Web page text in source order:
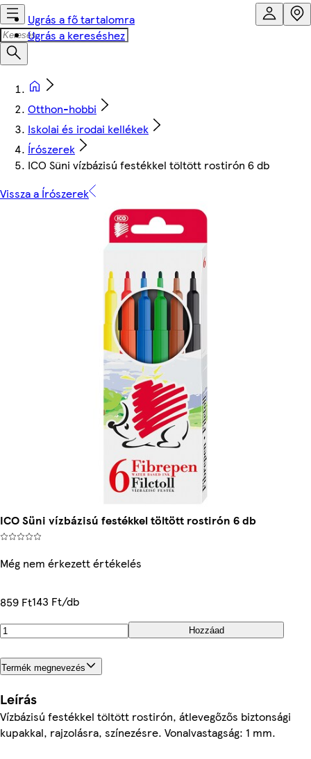
Ugrás a fő tartalomra
Ugrás a kereséshez
Otthon-hobbi
Iskolai és irodai kellékek
Írószerek
ICO Süni vízbázisú festékkel töltött rostirón 6 db
Vissza a Írószerek
ICO Süni vízbázisú festékkel töltött rostirón 6 db
Még nem érkezett értékelés
859 Ft143 Ft/db
Hozzáad
Termék megnevezés
Leírás
Vízbázisú festékkel töltött rostirón, átlevegőzős biztonsági
kupakkal, rajzolásra, színezésre. Vonalvastagság: 1 mm.